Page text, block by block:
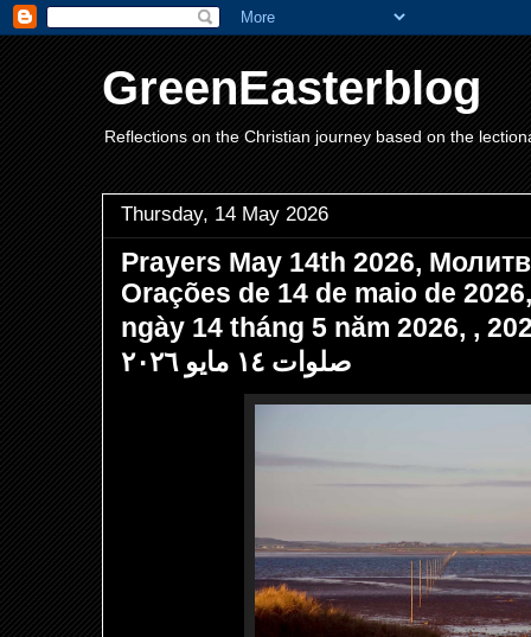
GreenEasterblog
Reflections on the Christian journey based on the
Thursday, 14 May 2026
Prayers May 14th 2026,
Orações de 14 de maio de
ngày 14 tháng 5 năm 2026, ,
صلوات ١٤ مايو ٢٠٢٦